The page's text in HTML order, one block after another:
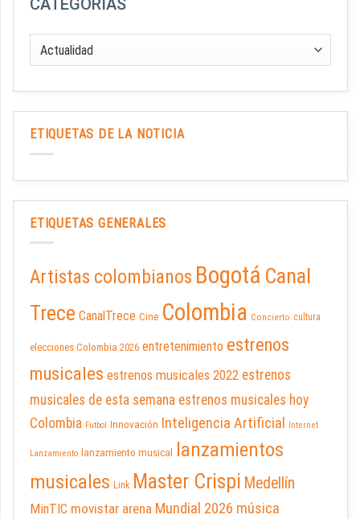
CATEGORÍAS
ETIQUETAS DE LA NOTICIA
ETIQUETAS GENERALES
Artistas colombianos Bogotá Canal
Trece CanalTrece Cine Colombia Concierto cultura
elecciones Colombia 2026 entretenimiento estrenos
musicales estrenos musicales 2022 estrenos
musicales de esta semana estrenos musicales hoy
Colombia Futbol Innovación Inteligencia Artificial Internet
Lanzamiento lanzamiento musical
lanzamientos
musicales Link Master Crispi Medellín
MinTIC movistar arena Mundial 2026 música